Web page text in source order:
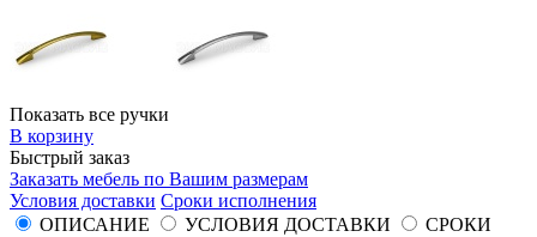
Показать все ручки
В корзину
Быстрый заказ
Заказать мебель по Вашим размерам
Условия доставки Сроки исполнения
ОПИСАНИЕ
УСЛОВИЯ ДОСТАВКИ
СРОКИ